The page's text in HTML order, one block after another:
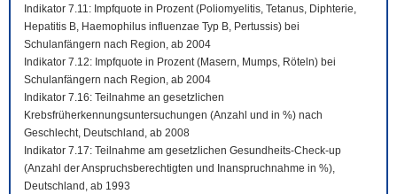
Indikator 7.11: Impfquote in Prozent (Poliomyelitis, Tetanus, Diphterie,
Hepatitis B, Haemophilus influenzae Typ B, Pertussis) bei
Schulanfängern nach Region, ab 2004
Indikator 7.12: Impfquote in Prozent (Masern, Mumps, Röteln) bei
Schulanfängern nach Region, ab 2004
Indikator 7.16: Teilnahme an gesetzlichen
Krebsfrüherkennungsuntersuchungen (Anzahl und in %) nach
Geschlecht, Deutschland, ab 2008
Indikator 7.17: Teilnahme am gesetzlichen Gesundheits-Check-up
(Anzahl der Anspruchsberechtigten und Inanspruchnahme in %),
Deutschland, ab 1993